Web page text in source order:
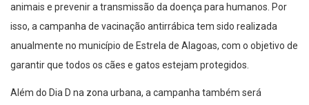
animais e prevenir a transmissão da doença para humanos. Por
isso, a campanha de vacinação antirrábica tem sido realizada
anualmente no município de Estrela de Alagoas, com o objetivo de
garantir que todos os cães e gatos estejam protegidos.
Além do Dia D na zona urbana, a campanha também será